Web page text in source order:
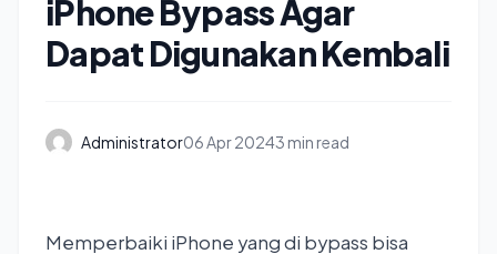
iPhone Bypass Agar
Dapat Digunakan Kembali
Administrator06 Apr 20243 min read
Memperbaiki iPhone yang di bypass bisa